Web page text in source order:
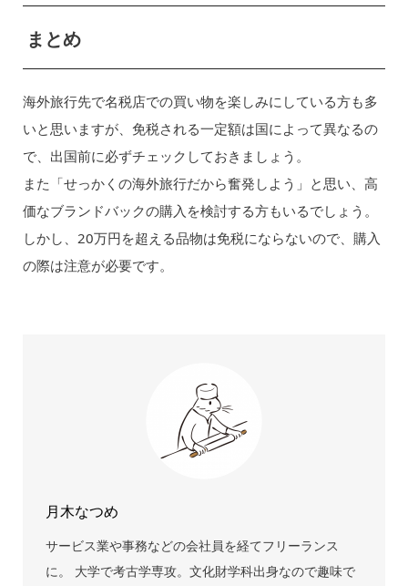
まとめ
海外旅行先で名税店での買い物を楽しみにしている方も多
いと思いますが、免税される一定額は国によって異なるの
で、出国前に必ずチェックしておきましょう。
また「せっかくの海外旅行だから奮発しよう」と思い、高
価なブランドバックの購入を検討する方もいるでしょう。
しかし、20万円を超える品物は免税にならないので、購入
の際は注意が必要です。
月木なつめ
サービス業や事務などの会社員を経てフリーランス
に。 大学で考古学専攻。文化財学科出身なので趣味で